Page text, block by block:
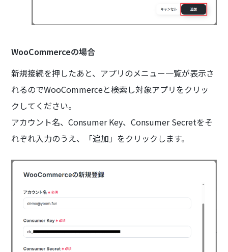
WooCommerceの場合
新規接続を押したあと、アプリのメニュー一覧が表示さ
れるのでWooCommerceと検索し対象アプリをクリッ
クしてください。
アカウント名、Consumer Key、Consumer Secretをそ
れぞれ入力のうえ、「追加」をクリックします。